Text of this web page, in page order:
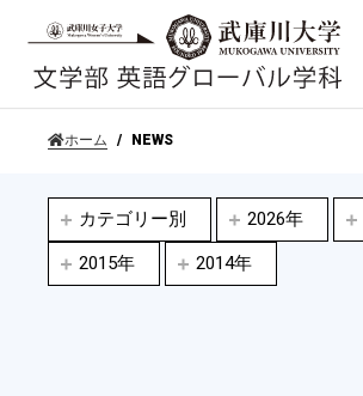
ホーム NEWS
カテゴリー別 2026年
2015年 2014年